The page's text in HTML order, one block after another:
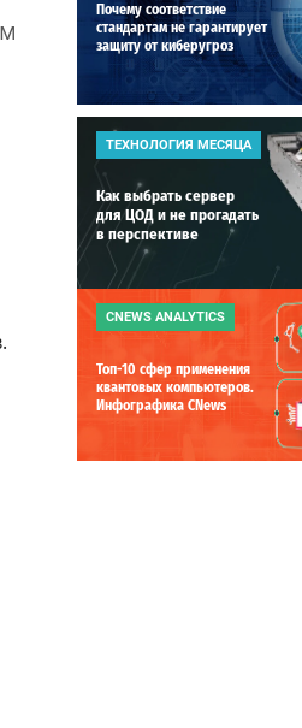
Почему соответствие
стандартам не гарантирует
защиту от киберугроз
ТЕХНОЛОГИЯ МЕСЯЦА
Как выбрать сервер
для ЦОД и не прогадать
в перспективе
CNEWS ANALYTICS
Топ-10 сфер применения
квантовых компьютеров.
Инфографика CNews